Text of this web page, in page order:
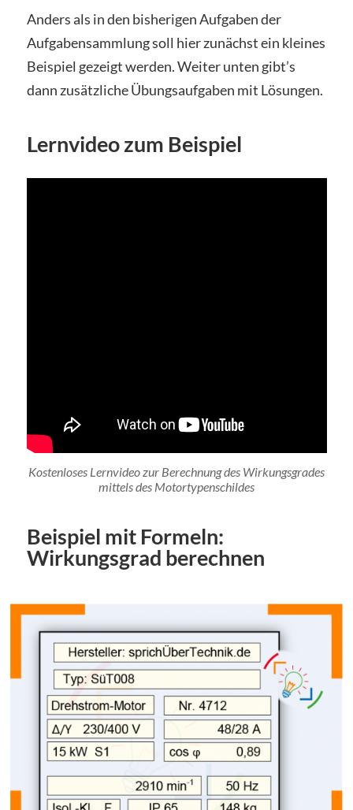
Anders als in den bisherigen Aufgaben der
Aufgabensammlung soll hier zunächst ein kleines
Beispiel gezeigt werden. Weiter unten gibt’s
dann zusätzliche Übungsaufgaben mit Lösungen.
Lernvideo zum Beispiel
Kostenloses Lernvideo zur Berechnung des Wirkungsgrades
mittels des Motortypenschildes
Beispiel mit Formeln:
Wirkungsgrad berechnen